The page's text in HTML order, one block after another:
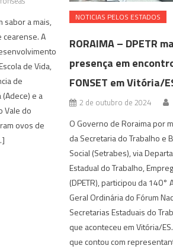
sabor a mais,
A
de Vida,
de
e a
Vale do
ovos de
NOTICIAS PELOS ESTADOS
RORAIMA – DPETR
presença em
FONSET em Vitória/
2 de outubro de 2024
O Governo de Roraima por
da Secretaria do Trabalho e
Social (Setrabes), via
Estadual do Trabalho,
(DPETR), participou da 140°
Geral Ordinária do Fórum
Secretarias Estaduais do
que aconteceu em Vitória/
que contou com